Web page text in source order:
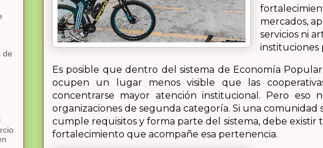
mercados,
servicios ni
instituciones
Es posible que dentro del sistema de Economía Popular
ocupen un lugar menos visible que las
concentrarse mayor atención institucional. Pero eso
organizaciones de segunda categoría. Si una comunidad
cumple requisitos y forma parte del sistema, debe existir
fortalecimiento que acompañe esa pertenencia.
de